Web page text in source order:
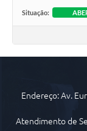
Situação:
Endereço: Av.
Atendimento de